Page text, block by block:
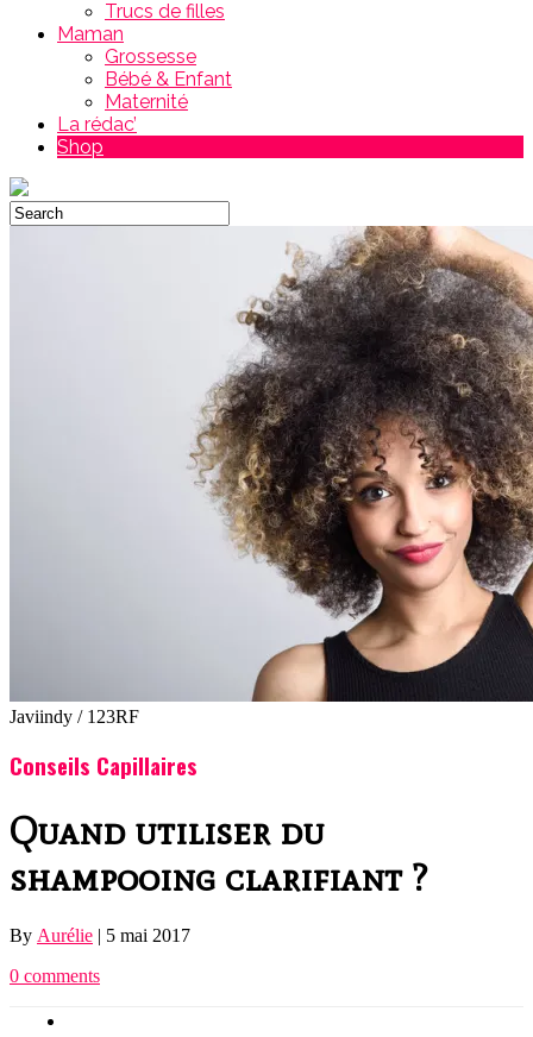
Trucs de filles
Maman
Grossesse
Bébé & Enfant
Maternité
La rédac’
Shop
Javiindy / 123RF
Conseils Capillaires
Quand utiliser du
shampooing clarifiant ?
By Aurélie | 5 mai 2017
0 comments